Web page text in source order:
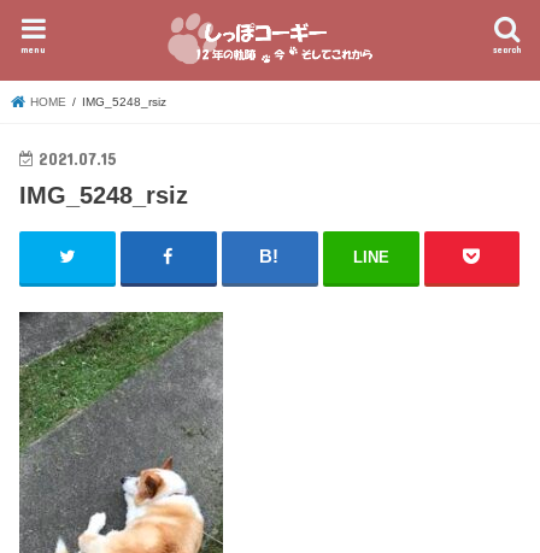
search
menu
HOME IMG_5248_rsiz
2021.07.15
IMG_5248_rsiz
LINE